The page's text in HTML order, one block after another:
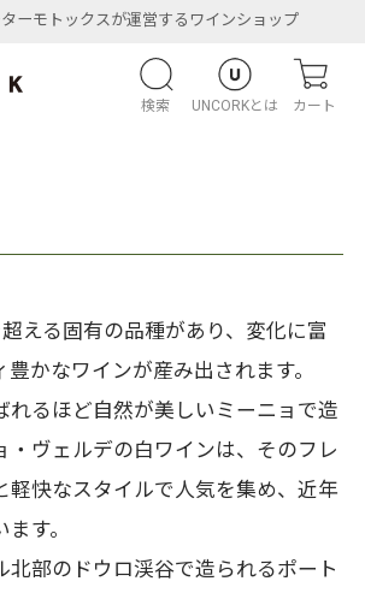
ーモトックスが運営するワインショップ
検索 UNCORKとは カート
える固有の品種があり、変化に富
かなワインが産み出されます。
れるほど自然が美しいミーニョで造
・ヴェルデの白ワインは、そのフレ
軽快なスタイルで人気を集め、近年
す。
北部のドウロ渓谷で造られるポート